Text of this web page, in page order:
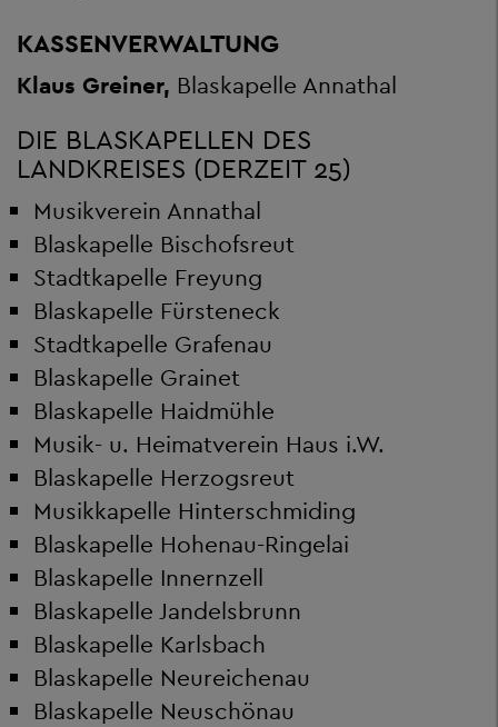
KASSENVERWALTUNG
Klaus Greiner, Blaskapelle Annathal
DIE BLASKAPELLEN DES
LANDKREISES (DERZEIT 25)
Musikverein Annathal
Blaskapelle Bischofsreut
Stadtkapelle Freyung
Blaskapelle Fürsteneck
Stadtkapelle Grafenau
Blaskapelle Grainet
Blaskapelle Haidmühle
Musik- u. Heimatverein Haus i.W.
Blaskapelle Herzogsreut
Musikkapelle Hinterschmiding
Blaskapelle Hohenau-Ringelai
Blaskapelle Innernzell
Blaskapelle Jandelsbrunn
Blaskapelle Karlsbach
Blaskapelle Neureichenau
Blaskapelle Neuschönau